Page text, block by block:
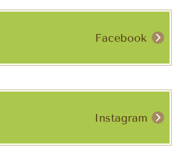
Facebook
Instagram